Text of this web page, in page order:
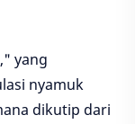
yang
nyamuk
dikutip dari